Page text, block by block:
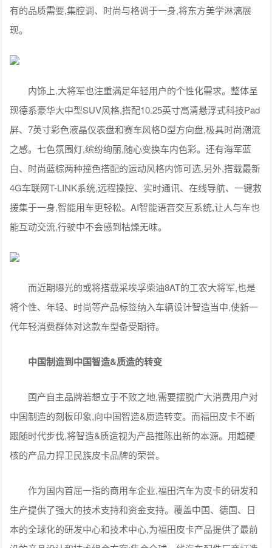
有的品质需要,集腔调、时尚与格调于一身,将东方美学淋漓展
现。
内饰上,大将军也注重满足年轻用户的个性化需求。整体呈
现德系豪华大中型SUV风格,搭配10.25英寸高清悬浮式科技Pad
屏、7英寸彩色液晶仪表盘和赛车风格D型方向盘,极具时尚潮流
之感。七色氛围灯,缤纷绚丽,随心变换车内色彩。还有海军蓝
白、时尚蓝棕两种撞色搭配的运动风格内饰可选,另外,搭载最新
4G车联网T-LINK系统,远程操控、实时通讯、在线导航、一键救
援集于一身,智能用车更轻松。AI智能语音交互系统,让人与车也
能互动交流,行驶中不会感到枯燥无味。
而近期曝光的或将搭载采埃孚柴油8AT的工农大将军,也是
将个性、年轻、时尚等产品标签纳入车辆设计智造当中,使新一
代年轻消费群体对这款车型备受期待。
中国制造到中国智造&质造的转变
国产自主品牌若想立于不败之地,需要摆脱广大消费用户对
中国制造的刻板印象,向中国智造&质造转变。而福田皮卡不断
跟随时代步伐,将智造&质造视为产品推陈出新的本源。用超硬
核的产品力捍卫民族皮卡品牌的荣誉。
作为国内首屈一指的商用车企业,福田汽车为皮卡的研发和
生产提供了强大的技术支持和资金支持。覆盖中国、德国、日
本的全球化的研发中心和技术中心,为福田皮卡产品提供了最前